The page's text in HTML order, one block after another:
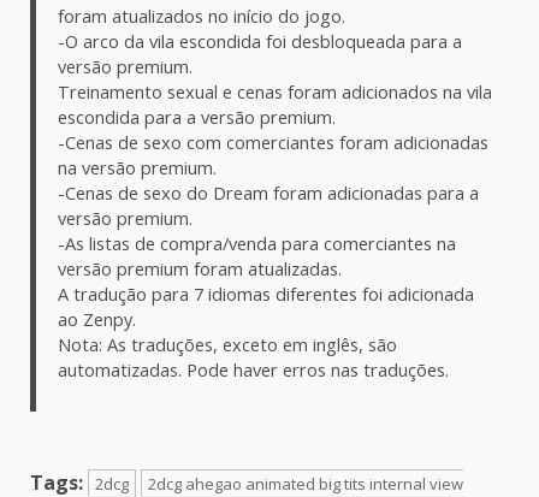
foram atualizados no início do jogo.
-O arco da vila escondida foi desbloqueada para a
versão premium.
Treinamento sexual e cenas foram adicionados na vila
escondida para a versão premium.
-Cenas de sexo com comerciantes foram adicionadas
na versão premium.
-Cenas de sexo do Dream foram adicionadas para a
versão premium.
-As listas de compra/venda para comerciantes na
versão premium foram atualizadas.
A tradução para 7 idiomas diferentes foi adicionada
ao Zenpy.
Nota: As traduções, exceto em inglês, são
automatizadas. Pode haver erros nas traduções.
Tags: 2dcg
2dcg ahegao animated big tits internal view